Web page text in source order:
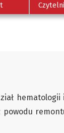
hematologii
powodu